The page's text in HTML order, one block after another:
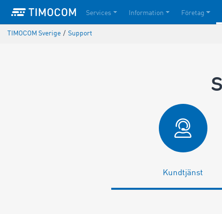
Services Information Företag
TIMOCOM Sverige / Support
Kundtjänst